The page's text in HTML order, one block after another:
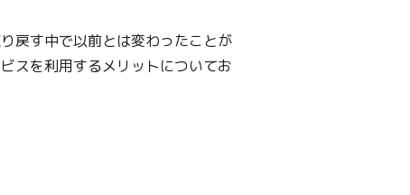
戻す中で以前とは変わったことが
スを利用するメリットについてお